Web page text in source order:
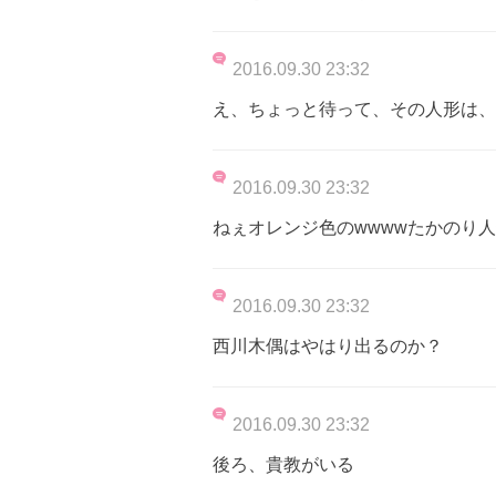
2016.09.30 23:32
え、ちょっと待って、その人形は、
2016.09.30 23:32
ねぇオレンジ色のwwwwたかのり
2016.09.30 23:32
西川木偶はやはり出るのか？
2016.09.30 23:32
後ろ、貴教がいる